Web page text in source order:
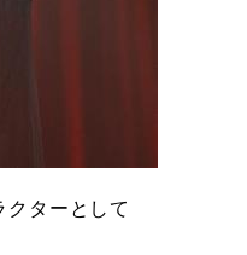
クターとして